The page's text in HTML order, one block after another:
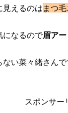
見えるのは まつ
になるので眉ア
い菜々緒さん
スポンサー